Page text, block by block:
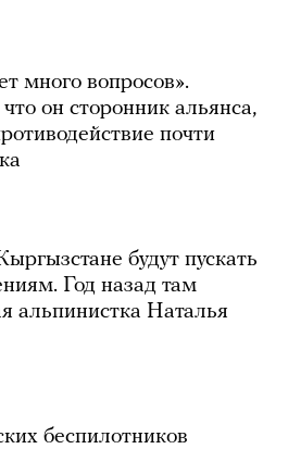
много вопросов».
он сторонник альянса,
почти
будут пускать
Год назад там
альпинистка Наталья
беспилотников